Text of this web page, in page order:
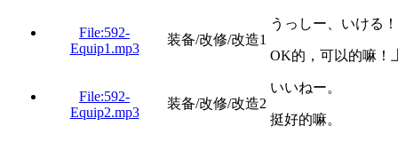
File:592-
Equip1.mp3
装备/改修/改造1
うっしー、いける
OK的，可以的嘛！
File:592-
Equip2.mp3
装备/改修/改造2
いいねー。
挺好的嘛。